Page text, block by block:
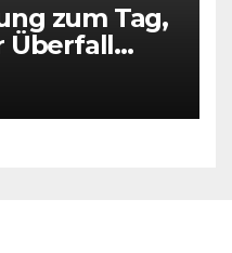
zum Tag,
Überfall
die UdSSR
jährt